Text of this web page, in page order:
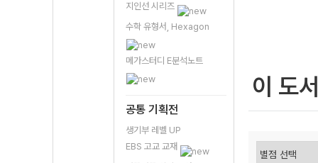
지인선 시리즈
수학 유형서, Hexagon
메가스터디 E분석노트
공통 기획전
생기부 레벨 UP
EBS 고교 교재
이 도